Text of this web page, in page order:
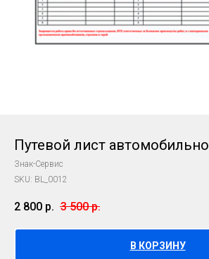
Путевой лист
Знак-Сервис
SKU: BL_0012
2 800 р. 3 500 р.
В КОРЗИНУ